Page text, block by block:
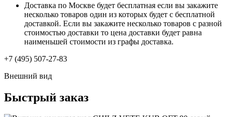
Доставка по Москве будет бесплатная если вы закажите
несколько товаров один из которых будет с бесплатной
доставкой. Если вы закажите несколько товаров с разной
стоимостью доставки то цена доставки будет равна
наименьшей стоимости из графы доставка.
+7 (495) 507-27-83
Внешний вид
Быстрый заказ